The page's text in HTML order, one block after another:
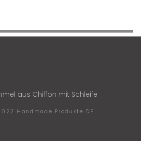
Handmade Produkte DE